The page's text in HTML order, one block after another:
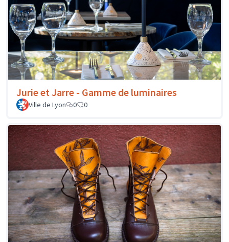
Jurie et Jarre - Gamme de luminaires
Ville de Lyon 0 0